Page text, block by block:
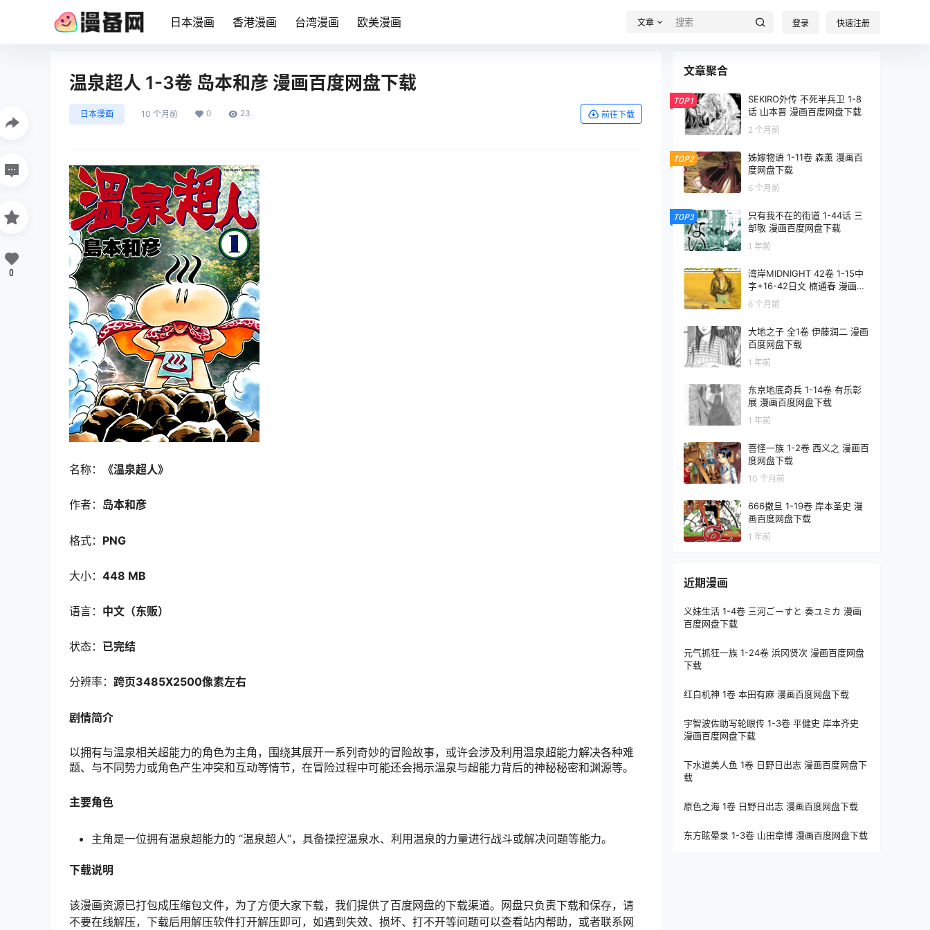
日本漫画 香港漫画 台湾漫画 欧美漫画 文章 登录 快速注册
温泉超人 1-3卷 岛本和彦 漫画百度网盘下载
日本漫画 10 个月前 0 23 前往下载
名称： 《温泉超人》
作者： 岛本和彦
格式： PNG
大小： 448 MB
语言： 中文（东贩）
状态： 已完结
分辨率： 跨页3485X2500像素左右
剧情简介
以拥有与温泉相关超能力的角色为主角，围绕其展开一系列奇妙的冒险故事，或许会涉及利用温泉超能力解决各种难
题、与不同势力或角色产生冲突和互动等情节，在冒险过程中可能还会揭示温泉与超能力背后的神秘秘密和渊源等。
主要角色
主角是一位拥有温泉超能力的 “温泉超人”，具备操控温泉水、利用温泉的力量进行战斗或解决问题等能力。
下载说明
该漫画资源已打包成压缩包文件，为了方便大家下载，我们提供了百度网盘的下载渠道。网盘只负责下载和保存，请
不要在线解压，下载后用解压软件打开解压即可，如遇到失效、损坏、打不开等问题可以查看站内帮助，或者联系网
0
文章聚合
TOP1
SEKIRO外传 不死半兵卫 1-8
话 山本晋 漫画百度网盘下载
2 个月前
TOP2
姊嫁物语 1-11卷 森薰 漫画百
度网盘下载
6 个月前
TOP3
只有我不在的街道 1-44话 三
部敬 漫画百度网盘下载
1 年前
湾岸MIDNIGHT 42卷 1-15中
字+16-42日文 楠通春 漫画百
度网盘下载
6 个月前
大地之子 全1卷 伊藤润二 漫画
百度网盘下载
1 年前
东京地底奇兵 1-14卷 有乐彰
展 漫画百度网盘下载
1 年前
菩怪一族 1-2卷 西义之 漫画百
度网盘下载
10 个月前
666撒旦 1-19卷 岸本圣史 漫
画百度网盘下载
1 年前
近期漫画
义妹生活 1-4卷 三河ごーすと 奏ユミカ 漫画
百度网盘下载
元气抓狂一族 1-24卷 浜冈贤次 漫画百度网盘
下载
红白机神 1卷 本田有麻 漫画百度网盘下载
宇智波佐助写轮眼传 1-3卷 平健史 岸本齐史
漫画百度网盘下载
下水道美人鱼 1卷 日野日出志 漫画百度网盘下
载
原色之海 1卷 日野日出志 漫画百度网盘下载
东方眩晕录 1-3卷 山田章博 漫画百度网盘下载